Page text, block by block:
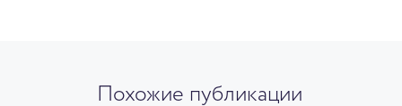
Похожие публикации